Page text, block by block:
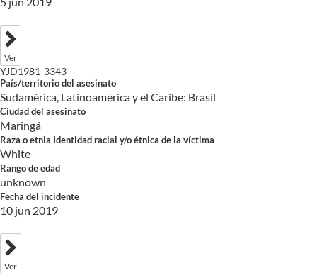
Ver
YJD1981-3343
País/territorio del asesinato
Sudamérica, Latinoamérica y el Caribe: Brasil
Ciudad del asesinato
Maringá
Raza o etnia Identidad racial y/o étnica de la víctima
White
Rango de edad
unknown
Fecha del incidente
10 jun 2019
Ver